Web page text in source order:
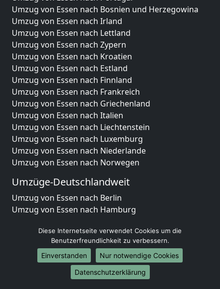
Umzug von Essen nach Bosnien und Herzegowina
Umzug von Essen nach Irland
Umzug von Essen nach Lettland
Umzug von Essen nach Zypern
Umzug von Essen nach Kroatien
Umzug von Essen nach Estland
Umzug von Essen nach Finnland
Umzug von Essen nach Frankreich
Umzug von Essen nach Griechenland
Umzug von Essen nach Italien
Umzug von Essen nach Liechtenstein
Umzug von Essen nach Luxemburg
Umzug von Essen nach Niederlande
Umzug von Essen nach Norwegen
Umzüge-Deutschlandweit
Umzug von Essen nach Berlin
Umzug von Essen nach Hamburg
Umzug von Essen nach Köln
Umzug von Essen nach Frankfurt am Main
Umzug von Essen nach Stuttgart
Umzug von Essen nach Düsseldorf
Umzug von Essen nach Leipzig
Diese Internetseite verwendet Cookies um die
Benutzerfreundlichkeit zu verbessern.
Einverstanden
Nur notwendige Cookies
Datenschutzerklärung